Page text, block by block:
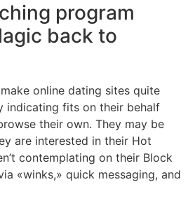
program
back to
online dating sites quite
indicating fits on their behalf
their own. They may be
are interested in their Hot
contemplating on their Block
«winks,» quick messaging, and